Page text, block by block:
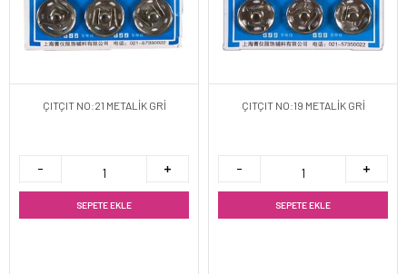
ÇITÇIT NO:21 METALİK GRİ
SEPETE EKLE
ÇITÇIT NO:19 METALİK GRİ
SEPETE EKLE